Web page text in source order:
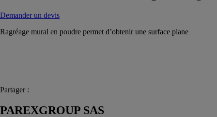
Demander un devis
Ragréage mural en poudre permet d’obtenir une surface plane
Partager :
PAREXGROUP SAS